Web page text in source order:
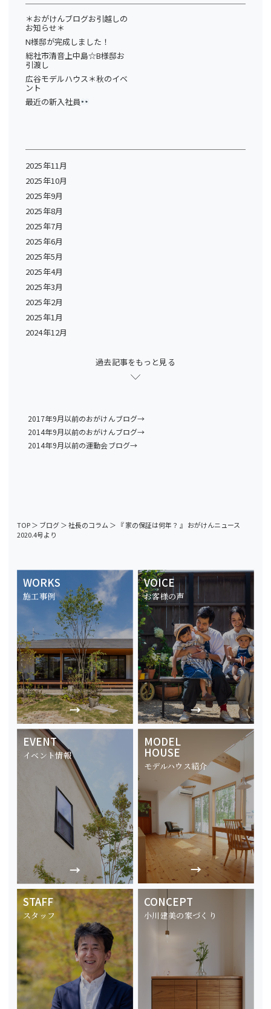
＊おがけんブログお引越しの
お知らせ＊
N様邸が完成しました！
総社市清音上中島☆B様邸お
引渡し
広谷モデルハウス＊秋のイベ
ント
最近の新入社員
2025年11月
2025年10月
2025年9月
2025年8月
2025年7月
2025年6月
2025年5月
2025年4月
2025年3月
2025年2月
2025年1月
2024年12月
過去記事をもっと見る
2017年9月以前のおがけんブログ→
2014年9月以前のおがけんブログ→
2014年9月以前の運動会ブログ→
TOP＞ ブログ＞社長のコラム ＞ 『 家の保証は何年？ 』 おがけんニュース
2020.4号より
WORKS
施工事例
VOICE
お客様の声
EVENT
イベント情報
MODEL
HOUSE
モデルハウス紹介
STAFF
スタッフ
CONCEPT
小川建美の家づくり